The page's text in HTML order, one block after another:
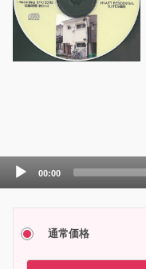
Audio
00:00
通常価格